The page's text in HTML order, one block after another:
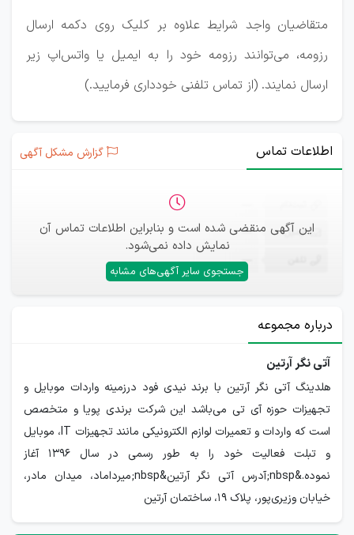
متقاضیان واجد شرایط علاوه بر کلیک روی دکمه ارسال
رزومه، می‌توانند رزومه خود را به ایمیل یا واتس‌اپ زیر
ارسال نمایند. (از تماس تلفنی خودداری فرمایید.)
اطلاعات تماس گزارش مشکل آگهی
این آگهی منقضی شده است و بنابراین اطلاعات تماس آن
نمایش داده نمی‌شود.
جستجوی سایر آگهی‌های مشابه
ایمیل —
—
درباره مجموعه
آتی نگر آرتین
هلدینگ آتی نگر آرتین با برند نیدی فود درزمینه واردات موبایل و
تجهیزات حوزه آی تی می‌باشد این شرکت برندی پویا و متخصص
است که واردات و تعمیرات لوازم الکترونیکی مانند تجهیزات IT، موبایل
و تبلت فعالیت خود را به طور رسمی در سال 1396 آغاز
نموده.&nbsp;آدرس آتی نگر آرتین&nbsp;میرداماد، میدان مادر،
خیابان وزیری‌پور، پلاک 19، ساختمان آرتین